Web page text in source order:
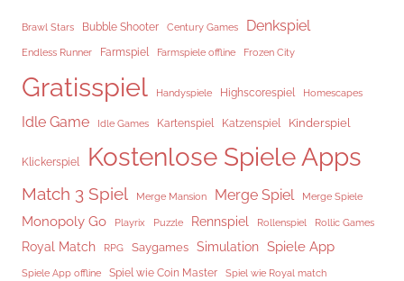
Brawl Stars Bubble Shooter Century Games Denkspiel
Endless Runner Farmspiel Farmspiele offline Frozen City
Gratisspiel Handyspiele Highscorespiel Homescapes
Idle Game Idle Games Kartenspiel Katzenspiel Kinderspiel
Klickerspiel Kostenlose Spiele Apps
Match 3 Spiel Merge Mansion Merge Spiel Merge Spiele
Monopoly Go Playrix Puzzle Rennspiel Rollenspiel Rollic Games
Royal Match RPG Saygames Simulation Spiele App
Spiele App offline Spiel wie Coin Master Spiel wie Royal match